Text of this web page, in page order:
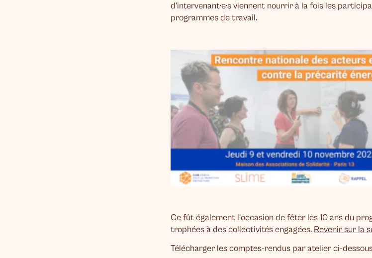
d’intervenant·e·s viennent nourrir à la fois les
programmes de travail.
Ce fût également l’occasion de fêter les 10 ans du
trophées à des collectivités engagées. Revenir sur la
Télécharger les comptes-rendus par atelier ci-